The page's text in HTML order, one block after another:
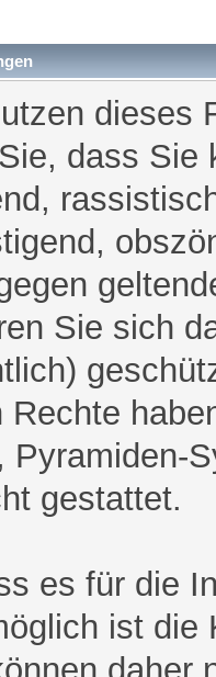
dieses
dass Sie
Sie sich
Rechte
Pyramiden-
gestattet.
es für die
ist die